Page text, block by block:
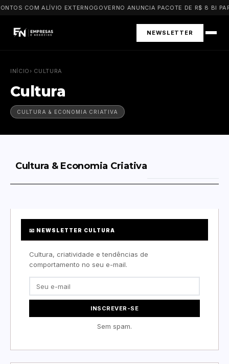
COM ALÍVIO EXTERNOGOVERNO ANUNCIA PACOTE DE R$ 8 BI
NEWSLETTER
INÍCIO › CULTURA
Cultura
CULTURA & ECONOMIA CRIATIVA
Cultura & Economia Criativa
📧 NEWSLETTER CULTURA
Cultura, criatividade e tendências de
comportamento no seu e-mail.
INSCREVER-SE
Sem spam.